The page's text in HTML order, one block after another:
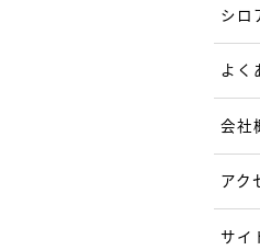
シロ
よく
会社
アク
サイ